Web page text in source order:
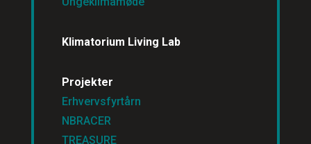
Klimatorium Living Lab
Projekter
Erhvervsfyrtårn
NBRACER
TREASURE